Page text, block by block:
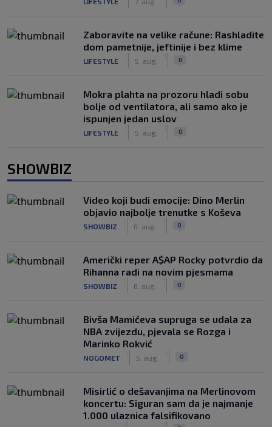
Zaboravite na velike račune: Rashladite
dom pametnije, jeftinije i bez klime
LIFESTYLE 5. aug. 0
Mokra plahta na prozoru hladi sobu
bolje od ventilatora, ali samo ako je
ispunjen jedan uslov
LIFESTYLE 5. aug. 0
SHOWBIZ
Video koji budi emocije: Dino Merlin
objavio najbolje trenutke s Koševa
SHOWBIZ 6. aug. 0
Američki reper A$AP Rocky potvrdio da
Rihanna radi na novim pjesmama
SHOWBIZ 6. aug. 0
Bivša Mamićeva supruga se udala za
NBA zvijezdu, pjevala se Rozga i
Marinko Rokvić
NOGOMET 5. aug. 0
Misirlić o dešavanjima na Merlinovom
koncertu: Siguran sam da je najmanje
1.000 ulaznica falsifikovano